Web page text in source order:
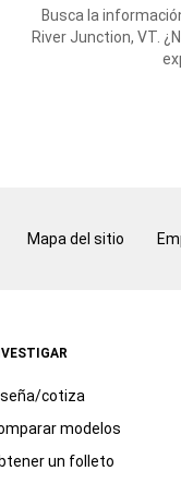
Busca la
River Junction, VT.
Mapa del sitio
cotiza
modelos
un folleto